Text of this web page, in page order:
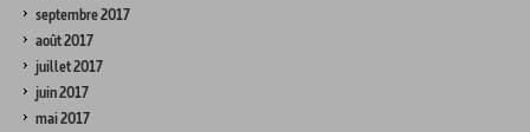
septembre 2017
août 2017
juillet 2017
juin 2017
mai 2017